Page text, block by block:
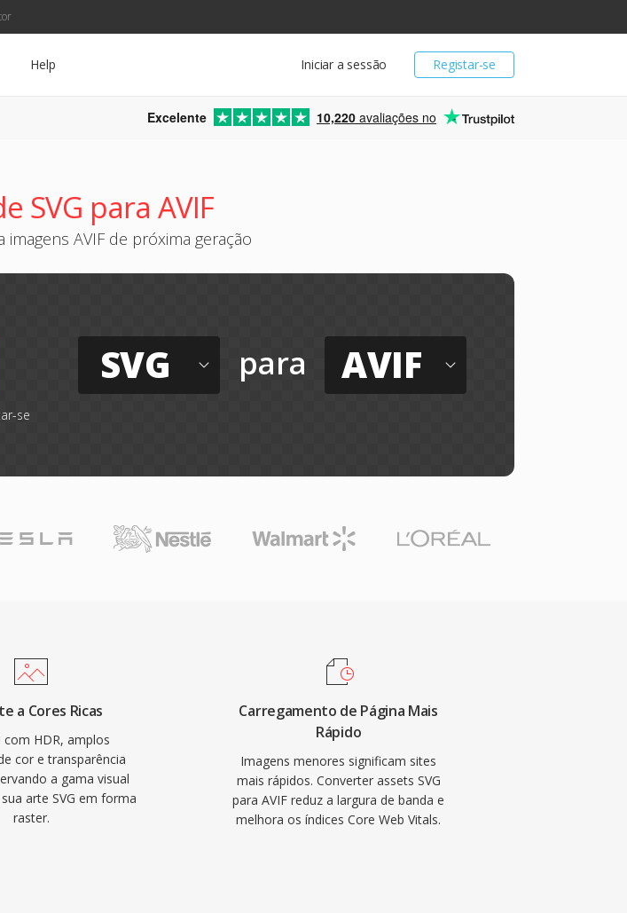
Registar-se
Iniciar a sessão
Help
Excelente 10,220 avaliações no
SVG para AVIF
imagens AVIF de próxima geração
se
SVG para AVIF
a Cores Ricas
com HDR, amplos
cor e transparência
a gama visual
arte SVG em forma
raster.
Carregamento de Página Mais
Rápido
Imagens menores significam sites
mais rápidos. Converter assets SVG
para AVIF reduz a largura de banda e
melhora os índices Core Web Vitals.